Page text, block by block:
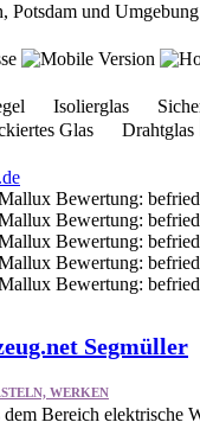
Potsdam und Umgebung
Isolierglas
Glas Drahtglas
Segmüller
WERKEN
Bereich elektrische